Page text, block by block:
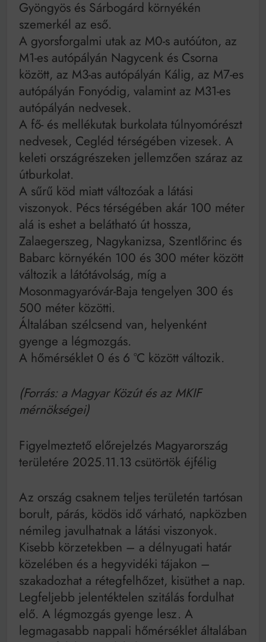
Mindenki a világot akarja uralni – de nem csak a 80-
as években
Bitumenes lapostetők: a bevált technológia akkor
működik, ha jól van felújítva
Gyöngyös és Sárbogárd környékén
szemerkél az eső.
A gyorsforgalmi utak az M0-s autóúton, az
M1-es autópályán Nagycenk és Csorna
között, az M3-as autópályán Kálig, az M7-es
autópályán Fonyódig, valamint az M31-es
autópályán nedvesek.
A fő- és mellékutak burkolata túlnyomórészt
nedvesek, Cegléd térségében vizesek. A
keleti országrészeken jellemzően száraz az
útburkolat.
A sűrű köd miatt változóak a látási
viszonyok. Pécs térségében akár 100 méter
alá is eshet a belátható út hossza,
Zalaegerszeg, Nagykanizsa, Szentlőrinc és
Babarc környékén 100 és 300 méter között
változik a látótávolság, míg a
Mosonmagyaróvár-Baja tengelyen 300 és
500 méter közötti.
Általában szélcsend van, helyenként
gyenge a légmozgás.
A hőmérséklet 0 és 6 °C között változik.
(Forrás: a Magyar Közút és az MKIF
mérnökségei)
Figyelmeztető előrejelzés Magyarország
területére 2025.11.13 csütörtök éjfélig
Az ország csaknem teljes területén tartósan
borult, párás, ködös idő várható, napközben
némileg javulhatnak a látási viszonyok.
Kisebb körzetekben – a délnyugati határ
közelében és a hegyvidéki tájakon –
szakadozhat a rétegfelhőzet, kisüthet a nap.
Legfeljebb jelentéktelen szitálás fordulhat
elő. A légmozgás gyenge lesz. A
legmagasabb nappali hőmérséklet általában